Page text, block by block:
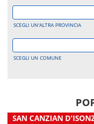
SCEGLI UN'ALTRA PROVINCIA
SCEGLI UN COMUNE
SAN CANZIAN